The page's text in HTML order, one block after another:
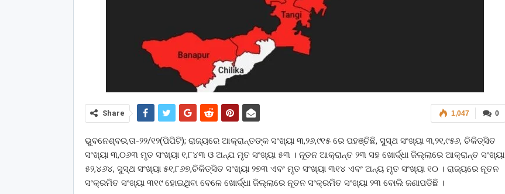
0
1,047
Share
ଭୁବନେଶ୍ବର,ତା-୨୨/୧୨(ପିପିଟି); ରାଜ୍ୟରେ ଆକ୍ରାନ୍ତଙ୍କ ସଂଖ୍ୟା ୩,୨୬,୯୧୫ ରେ ପହଞ୍ଚିଛି, ସୁସ୍ଥ ସଂଖ୍ୟା ୩,୨୧,୯୫୬, ଚିକିତ୍ସିତ
ସଂଖ୍ୟା ୩,୦୬୩ ମୃତ ସଂଖ୍ୟା ୧,୮୪୩ ଓ ଅନ୍ଯ ମୃତ ସଂଖ୍ୟା ୫୩ । ନୂତନ ଆକ୍ରାନ୍ତ ୨୩ ସହ ଖୋର୍ଦ୍ଧା ଜିଲ୍ଲାରେ ଆକ୍ରାନ୍ତ ସଂଖ୍ୟା
୫୨,୪୬୪, ସୁସ୍ଥ ସଂଖ୍ୟା ୫୧,୮୬୭,ଚିକିତ୍ସିତ ସଂଖ୍ୟା ୨୭୩ ଏବଂ ମୃତ ସଂଖ୍ୟା ୩୧୪ ଏବଂ ଅନ୍ୟ ମୃତ ସଂଖ୍ୟା ୧୦ । ରାଜ୍ୟରେ ନୂତନ
ସଂକ୍ରମିତ ସଂଖ୍ୟା ୩୧୯ ହୋଇଥିବା ବେଳେ ଖୋର୍ଦ୍ଧା ଜିଲ୍ଲାରେ ନୂତନ ସଂକ୍ରମିତ ସଂଖ୍ୟା ୨୩ ବୋଲି ଜଣାପଡିଛି ।